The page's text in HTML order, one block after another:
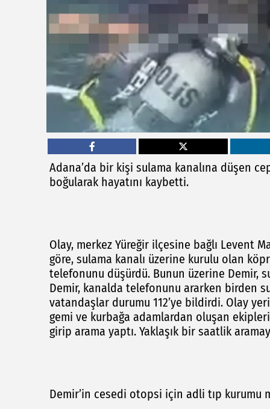
Adana’da bir kişi sulama kanalına düşen
boğularak hayatını kaybetti.
Olay, merkez Yüreğir ilçesine bağlı Levent
göre, sulama kanalı üzerine kurulu olan
telefonunu düşürdü. Bunun üzerine Demir,
Demir, kanalda telefonunu ararken birden
vatandaşlar durumu 112’ye bildirdi. Olay
gemi ve kurbağa adamlardan oluşan
girip arama yaptı. Yaklaşık bir saatlik
Demir’in cesedi otopsi için adli tıp kurumu